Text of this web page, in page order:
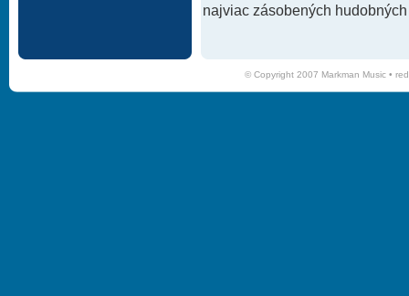
najviac zásobených
© Copyright 2007 Markman Music •